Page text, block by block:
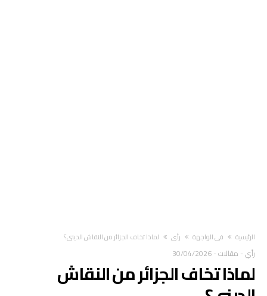
‫الرئيسية‬ في الواجهة رأي لماذا تخاف الجزائر من النقاش الديني؟
رأي- مقالات-
30/04/2026
لماذا تخاف الجزائر من النقاش